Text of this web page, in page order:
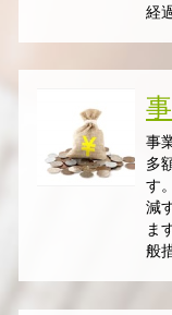
経
事
多
す
減
ま
般